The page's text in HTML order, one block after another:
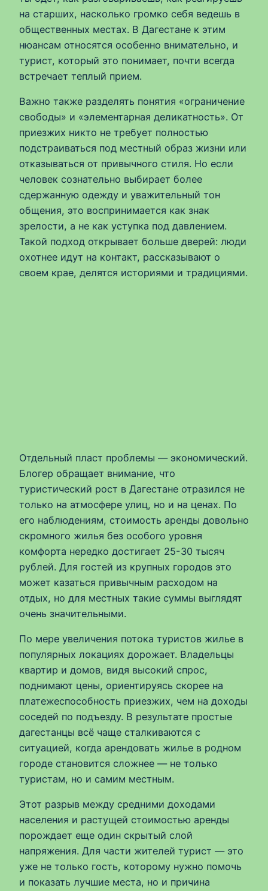
на старших, насколько громко себя ведешь в
общественных местах. В Дагестане к этим
нюансам относятся особенно внимательно, и
турист, который это понимает, почти всегда
встречает теплый прием.
Важно также разделять понятия «ограничение
свободы» и «элементарная деликатность». От
приезжих никто не требует полностью
подстраиваться под местный образ жизни или
отказываться от привычного стиля. Но если
человек сознательно выбирает более
сдержанную одежду и уважительный тон
общения, это воспринимается как знак
зрелости, а не как уступка под давлением.
Такой подход открывает больше дверей: люди
охотнее идут на контакт, рассказывают о
своем крае, делятся историями и традициями.
Отдельный пласт проблемы — экономический.
Блогер обращает внимание, что
туристический рост в Дагестане отразился не
только на атмосфере улиц, но и на ценах. По
его наблюдениям, стоимость аренды довольно
скромного жилья без особого уровня
комфорта нередко достигает 25-30 тысяч
рублей. Для гостей из крупных городов это
может казаться привычным расходом на
отдых, но для местных такие суммы выглядят
очень значительными.
По мере увеличения потока туристов жилье в
популярных локациях дорожает. Владельцы
квартир и домов, видя высокий спрос,
поднимают цены, ориентируясь скорее на
платежеспособность приезжих, чем на доходы
соседей по подъезду. В результате простые
дагестанцы всё чаще сталкиваются с
ситуацией, когда арендовать жилье в родном
городе становится сложнее — не только
туристам, но и самим местным.
Этот разрыв между средними доходами
населения и растущей стоимостью аренды
порождает еще один скрытый слой
напряжения. Для части жителей турист — это
уже не только гость, которому нужно помочь
и показать лучшие места, но и причина